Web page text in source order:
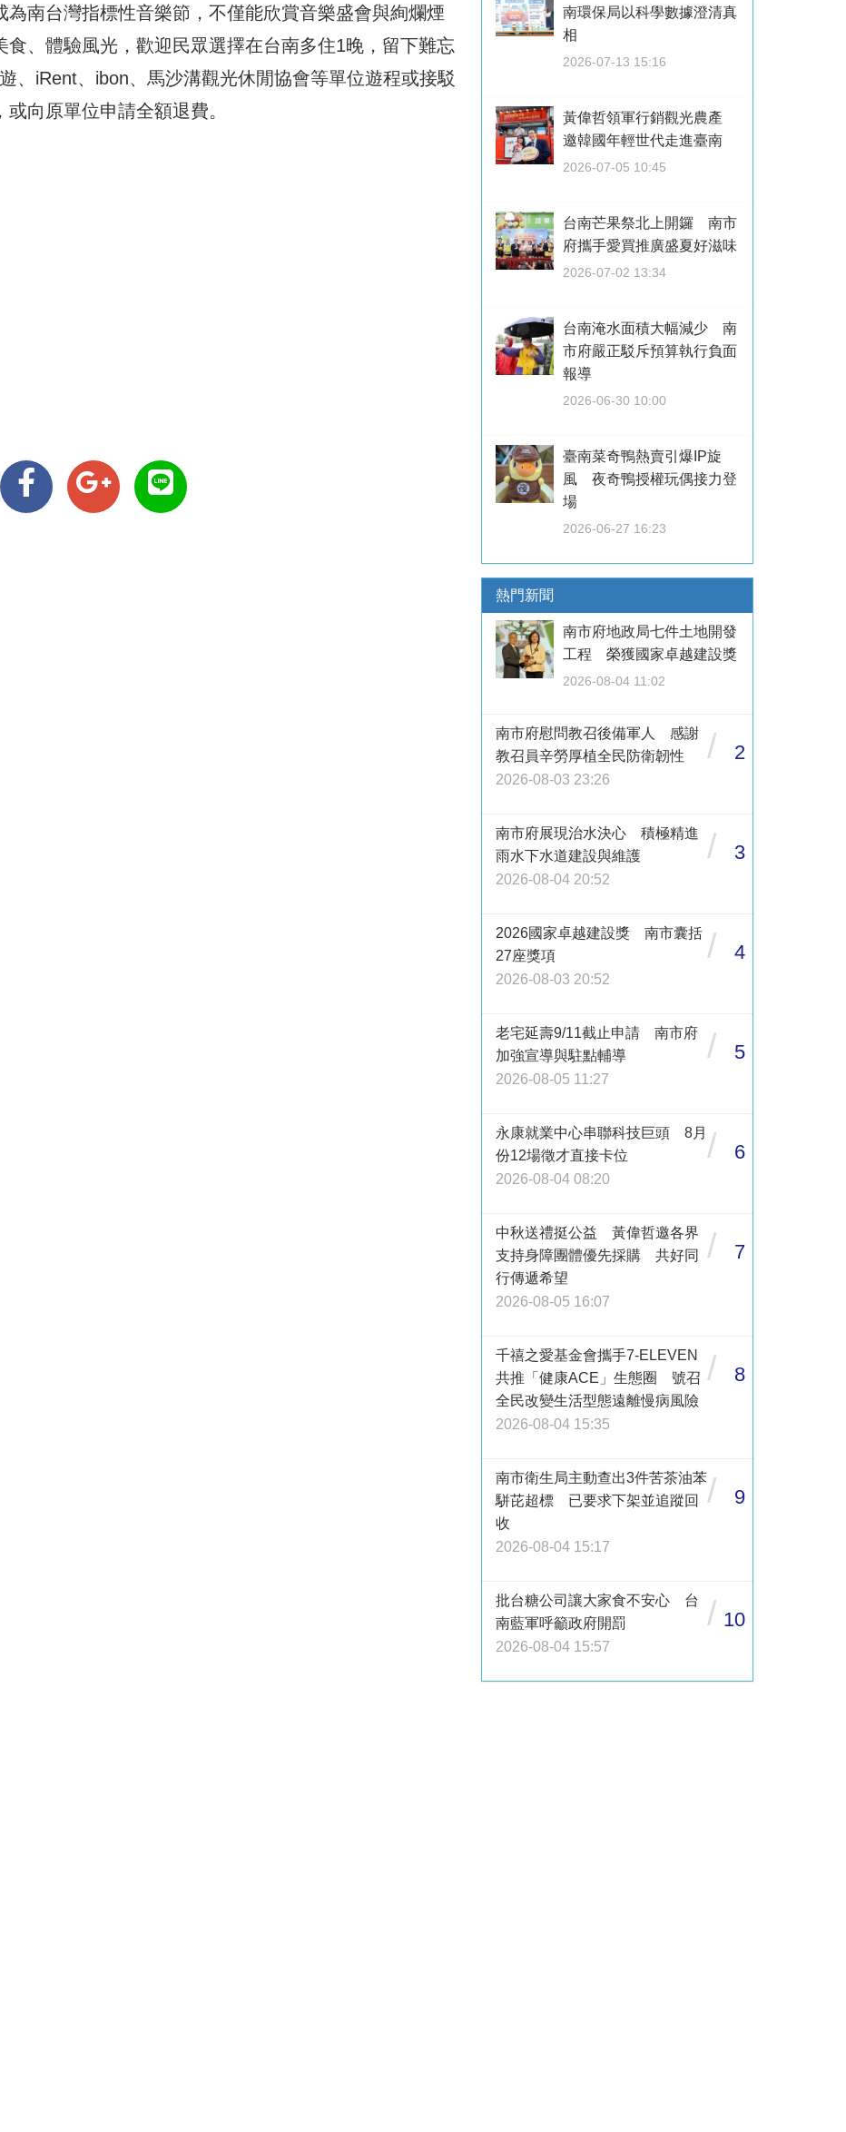
南台灣指標性音樂節，不僅能欣賞音樂盛會與絢爛煙
、體驗風光，歡迎民眾選擇在台南多住1晚，留下難忘
、iRent、ibon、馬沙溝觀光休閒協會等單位遊程或接駁
向原單位申請全額退費。
南環保局以科學數據澄清真
相
2026-07-13 15:16
黃偉哲領軍行銷觀光農產
邀韓國年輕世代走進臺南
2026-07-05 10:45
台南芒果祭北上開鑼 南市
府攜手愛買推廣盛夏好滋味
2026-07-02 13:34
台南淹水面積大幅減少 南
市府嚴正駁斥預算執行負面
報導
2026-06-30 10:00
臺南菜奇鴨熱賣引爆IP旋
風 夜奇鴨授權玩偶接力登
場
2026-06-27 16:23
熱門新聞
南市府地政局七件土地開發
工程 榮獲國家卓越建設獎
2026-08-04 11:02
南市府慰問教召後備軍人 感謝
教召員辛勞厚植全民防衛韌性
2026-08-03 23:26
/ 2
南市府展現治水決心 積極精進
雨水下水道建設與維護
2026-08-04 20:52
/ 3
2026國家卓越建設獎 南市囊括
27座獎項
2026-08-03 20:52
/ 4
老宅延壽9/11截止申請 南市府
加強宣導與駐點輔導
2026-08-05 11:27
/ 5
永康就業中心串聯科技巨頭 8月
份12場徵才直接卡位
2026-08-04 08:20
/ 6
中秋送禮挺公益 黃偉哲邀各界
支持身障團體優先採購 共好同
行傳遞希望
2026-08-05 16:07
/ 7
千禧之愛基金會攜手7-ELEVEN
共推「健康ACE」生態圈 號召
全民改變生活型態遠離慢病風險
2026-08-04 15:35
/ 8
南市衛生局主動查出3件苦茶油苯
駢芘超標 已要求下架並追蹤回
收
2026-08-04 15:17
/ 9
批台糖公司讓大家食不安心 台
南藍軍呼籲政府開罰
2026-08-04 15:57
/ 10